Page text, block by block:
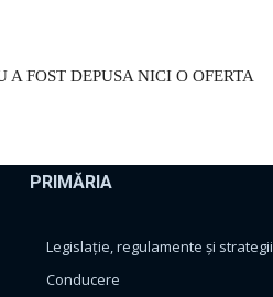
FOST DEPUSA NICI O OFERTA
PRIMĂRIA
Legislație, regulamente și strategii
Conducere